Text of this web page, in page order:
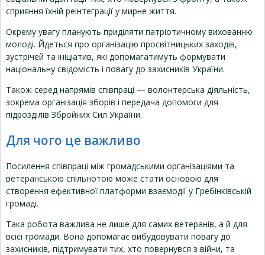
сприяння їхній реінтеграції у мирне життя.
Окрему увагу планують приділяти патріотичному вихованню
молоді. Йдеться про організацію просвітницьких заходів,
зустрічей та ініціатив, які допомагатимуть формувати
національну свідомість і повагу до захисників України.
Також серед напрямів співпраці — волонтерська діяльність,
зокрема організація зборів і передача допомоги для
підрозділів Збройних Сил України.
Для чого це важливо
Посилення співпраці між громадськими організаціями та
ветеранською спільнотою може стати основою для
створення ефективної платформи взаємодії у Гребінківській
громаді.
Така робота важлива не лише для самих ветеранів, а й для
всієї громади. Вона допомагає вибудовувати повагу до
захисників, підтримувати тих, хто повернувся з війни, та